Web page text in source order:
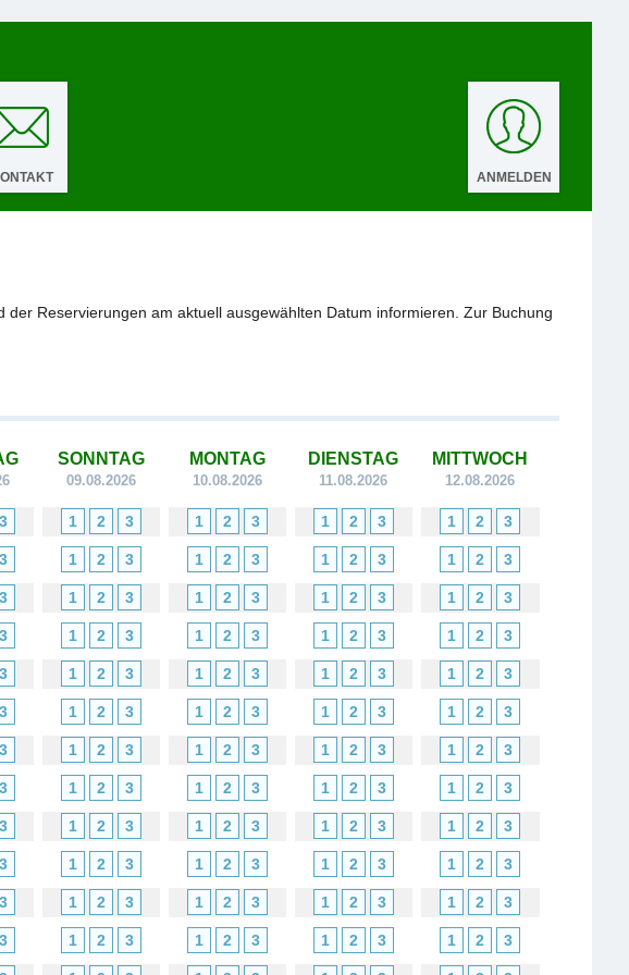
ANMELDEN
Reservierungen am aktuell ausgewählten Datum informieren. Zur Buchung
SONNTAG
09.08.2026
MONTAG
10.08.2026
DIENSTAG
11.08.2026
MITTWOCH
12.08.2026
3 1 2 3 1 2 3 1 2 3 1 2 3
3 1 2 3 1 2 3 1 2 3 1 2 3
3 1 2 3 1 2 3 1 2 3 1 2 3
3 1 2 3 1 2 3 1 2 3 1 2 3
3 1 2 3 1 2 3 1 2 3 1 2 3
3 1 2 3 1 2 3 1 2 3 1 2 3
3 1 2 3 1 2 3 1 2 3 1 2 3
3 1 2 3 1 2 3 1 2 3 1 2 3
3 1 2 3 1 2 3 1 2 3 1 2 3
3 1 2 3 1 2 3 1 2 3 1 2 3
3 1 2 3 1 2 3 1 2 3 1 2 3
3 1 2 3 1 2 3 1 2 3 1 2 3